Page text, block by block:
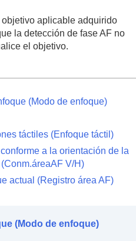
aplicable adquirido
la detección de fase AF no
el objetivo.
(Modo de enfoque)
táctiles (Enfoque táctil )
a la orientación de la
V/H)
actual (Registro área AF)
(Modo de enfoque)